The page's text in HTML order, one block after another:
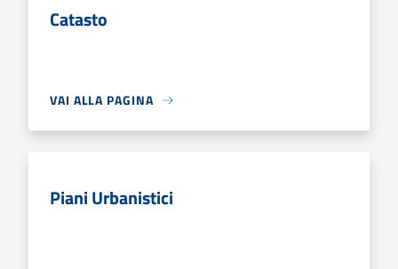
Catasto
VAI ALLA PAGINA
Piani Urbanistici